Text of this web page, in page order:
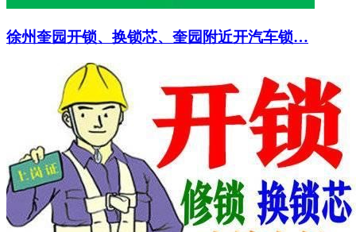
徐州奎园开锁、换锁芯、奎园附近开汽车锁…